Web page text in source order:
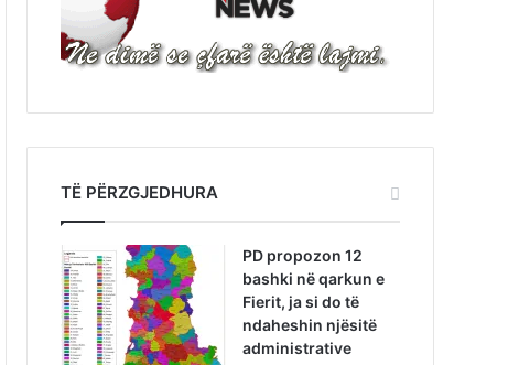
TË PËRZGJEDHURA
PD propozon 12
bashki në qarkun e
Fierit, ja si do të
ndaheshin njësitë
administrative